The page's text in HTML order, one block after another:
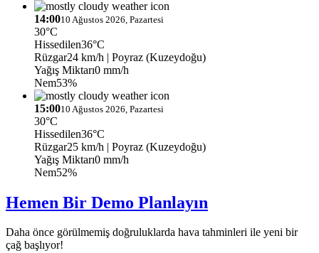
14:0010 Ağustos 2026, Pazartesi
30°C
Hissedilen36°C
Rüzgar24 km/h | Poyraz (Kuzeydoğu)
Yağış Miktarı0 mm/h
Nem53%
15:0010 Ağustos 2026, Pazartesi
30°C
Hissedilen36°C
Rüzgar25 km/h | Poyraz (Kuzeydoğu)
Yağış Miktarı0 mm/h
Nem52%
Hemen Bir Demo Planlayın
Daha önce görülmemiş doğruluklarda hava tahminleri ile yeni bir
çağ başlıyor!